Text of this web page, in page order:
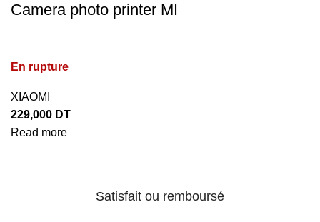
Camera photo printer MI
En rupture
XIAOMI
229,000 DT
Read more
Satisfait ou remboursé